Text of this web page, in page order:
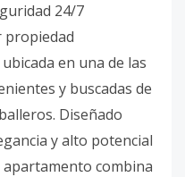
24/7
propiedad
en una de las
y buscadas de
Diseñado
y alto potencial
combina